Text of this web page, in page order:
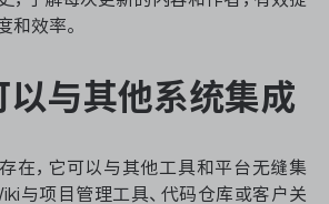
和效率。
与其他系统集成
在，它可以与其他工具和平台无缝集
与项目管理工具、代码仓库或客户关